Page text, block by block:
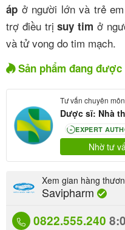
áp ở người lớn và trẻ
trợ điều trịsuy tim ở
và tử vong do tim mạch.
Sản phẩm đang được
Tư vấn chuyên môn
Dược sĩ: Nhà
80 EXPERT
Nhờ tư
0822.555.240
Xem gian hàng
Savipharm